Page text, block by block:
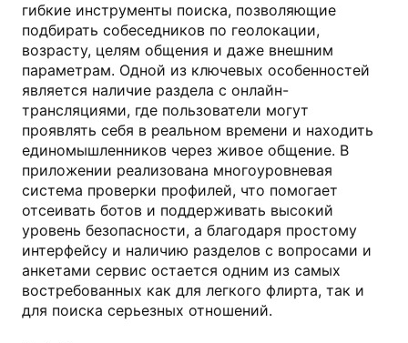
гибкие инструменты поиска, позволяющие
подбирать собеседников по геолокации,
возрасту, целям общения и даже внешним
параметрам. Одной из ключевых особенностей
является наличие раздела с онлайн-
трансляциями, где пользователи могут
проявлять себя в реальном времени и находить
единомышленников через живое общение. В
приложении реализована многоуровневая
система проверки профилей, что помогает
отсеивать ботов и поддерживать высокий
уровень безопасности, а благодаря простому
интерфейсу и наличию разделов с вопросами и
анкетами сервис остается одним из самых
востребованных как для легкого флирта, так и
для поиска серьезных отношений.